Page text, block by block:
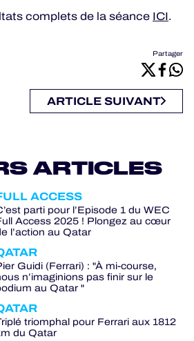
complets de la séance ICI.
Partager
ARTICLE SUIVANT
ARTICLES
ACCESS
parti pour l’Episode 1 du WEC
Access 2025 ! Plongez au cœur
l’action au Qatar
Guidi (Ferrari) : "À mi-course,
n’imaginions pas finir sur le
au Qatar "
triomphal pour Ferrari aux 1812
du Qatar